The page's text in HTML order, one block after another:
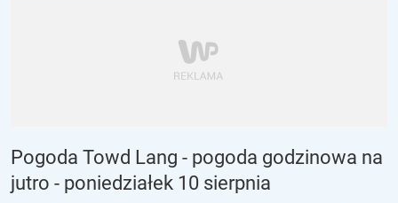
Pogoda Towd Lang - pogoda godzinowa na
jutro - poniedziałek 10 sierpnia